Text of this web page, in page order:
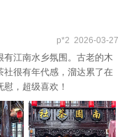
p*2 2026-03-27
江南水乡氛围。古老的木
很有年代感，溜达累了在
，超级喜欢！